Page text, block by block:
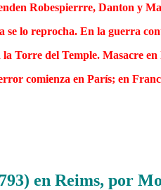
Robespierrre, Danton y
se lo reprocha. En la guerra
Torre del Temple. Masacre
comienza en París; en
en Reims, por